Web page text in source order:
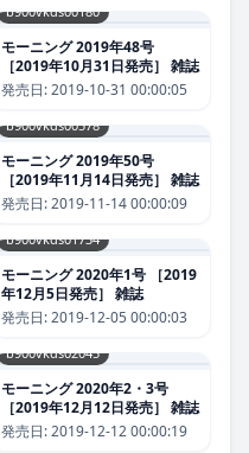
b900vkds00180
モーニング 2019年48号
［2019年10月31日発売］ 雑誌
発売日:2019-10-31 00:00:05
b900vkds00578
モーニング 2019年50号
［2019年11月14日発売］ 雑誌
発売日:2019-11-14 00:00:09
b900vkds01734
モーニング 2020年1号 ［2019
年12月5日発売］ 雑誌
発売日:2019-12-05 00:00:03
b900vkds02045
モーニング 2020年2・3号
［2019年12月12日発売］ 雑誌
発売日:2019-12-12 00:00:19